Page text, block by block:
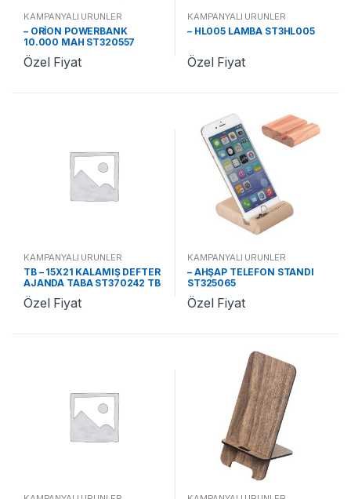
KAMPANYALI ÜRÜNLER
– ORİON POWERBANK
10.000 MAH ST320557
Özel Fiyat
KAMPANYALI ÜRÜNLER
– HL005 LAMBA ST3HL005
Özel Fiyat
KAMPANYALI ÜRÜNLER
TB – 15X21 KALAMIŞ DEFTER
AJANDA TABA ST370242 TB
Özel Fiyat
KAMPANYALI ÜRÜNLER
– AHŞAP TELEFON STANDI
ST325065
Özel Fiyat